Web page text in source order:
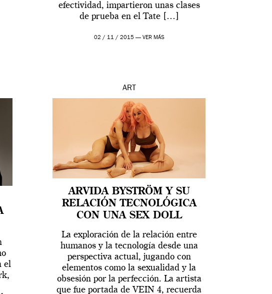
efectividad, impartieron unas clases
de prueba en el Tate […]
02 / 11 / 2015 — VER MÁS
el
ART
ARVIDA BYSTRÖM Y SU
RELACIÓN TECNOLÓGICA
CON UNA SEX DOLL
La exploración de la relación entre
humanos y la tecnología desde una
perspectiva actual, jugando con
elementos como la sexualidad y la
obsesión por la perfección. La artista
que fue portada de VEIN 4, recuerda